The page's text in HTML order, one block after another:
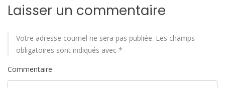
r
t
i
c
Laisser un commentaire
Votre adresse courriel ne sera pas publiée. Les champs
obligatoires sont indiqués avec *
Commentaire